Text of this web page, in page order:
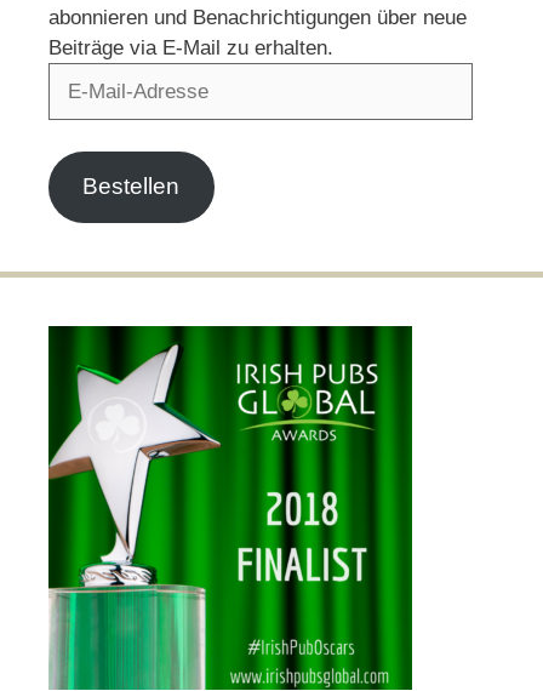
abonnieren und Benachrichtigungen über neue
Beiträge via E-Mail zu erhalten.
Bestellen